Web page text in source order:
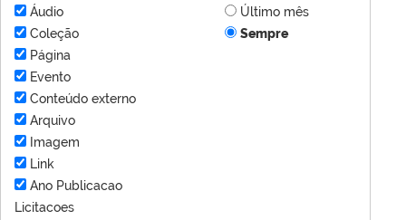
Áudio
Coleção
Página
Evento
Conteúdo externo
Arquivo
Imagem
Link
Ano Publicacao
Licitacoes
Último mês
Sempre